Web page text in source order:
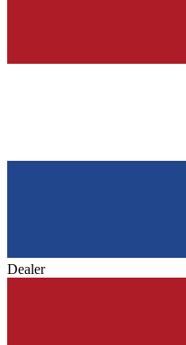
Dealer